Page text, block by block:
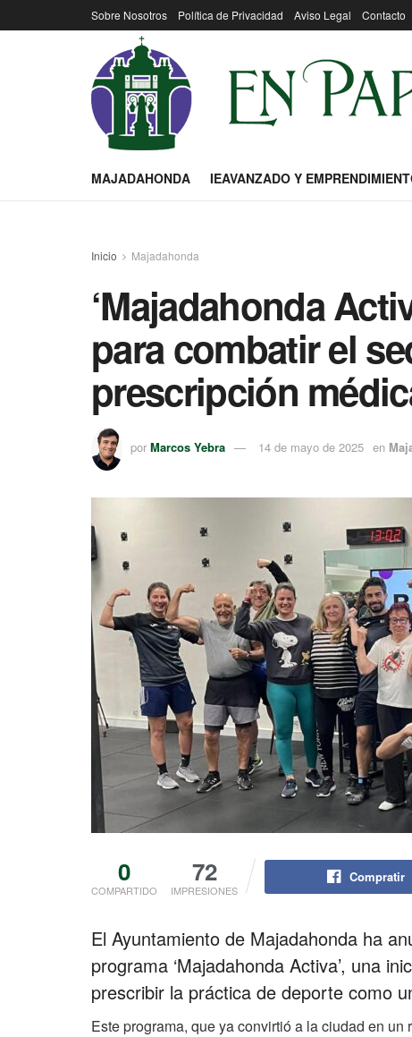
Sobre Nosotros Política de Privacidad Aviso Legal Contacto
MAJADAHONDA IEAVANZADO Y
Inicio Majadahonda
‘Majadahonda
para combatir el
prescripción
por Marcos Yebra 14 de mayo de 2025 en
0
COMPARTIDO
72
IMPRESIONES
Compratir
El Ayuntamiento de Majadahonda ha
programa ‘Majadahonda Activa’, una
prescribir la práctica de deporte como
Este programa, que ya convirtió a la ciudad en un